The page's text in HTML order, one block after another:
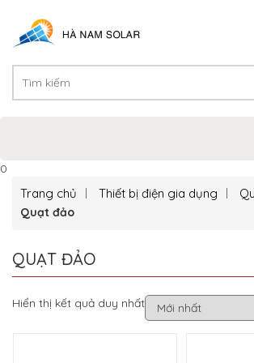
0
Trang chủ Thiết bị điện gia dụng
Quạt đảo
QUẠT ĐẢO
Hiển thị kết quả duy nhất